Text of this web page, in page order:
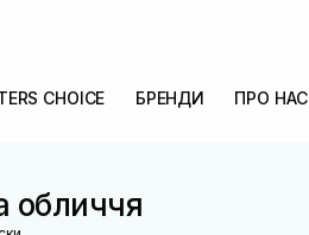
CHOICE БРЕНДИ ПРО НАС
обличчя